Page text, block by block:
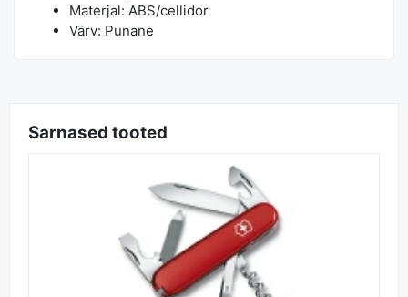
Materjal: ABS/cellidor
Värv: Punane
Sarnased tooted